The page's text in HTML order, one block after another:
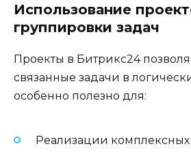
Использование
группировки задач
Проекты в Битрикс24
связанные задачи в
особенно полезно для:
Реализации комплексных